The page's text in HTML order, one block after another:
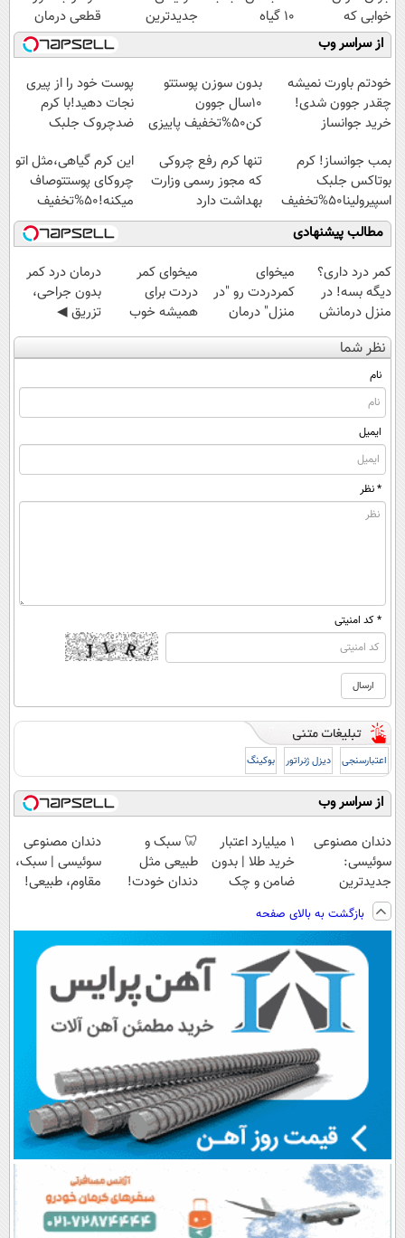
خوابی که
میلیاردر شد.
آموزش رایگان
10 گیاه
موثر(تخفیف تا
امشب)
جدیدترین
فناوری اروپا،
سبک و مقاوم |
پرداخت قسطی
قطعی درمان
کنید!
◗پرسش‌نامه◖
از سراسر وب
خودتم باورت نمیشه
چقدر جوون شدی!
خرید جوانساز
ویژه
بدون سوزن پوستتو
10سال جوون
کن50%تخفیف پاییزی
پوست خود را از پیری
نجات دهید!با کرم
ضدچروک جلبک
بمب جوانساز! کرم
بوتاکس جلبک
اسپیرولینا50%تخفیف
تنها کرم رفع چروکی
که مجوز رسمی وزارت
بهداشت دارد
این کرم گیاهی،مثل اتو
چروکای پوستتوصاف
میکنه!50%تخفیف
مطالب پیشنهادی
کمر درد داری؟
دیگه بسه! در
منزل درمانش
کن
(◀پرسش‌نامه)
میخوای
کمردردت رو "در
منزل" درمان
کنی؟ (◂فیلم +
◂پرسش‌نامه)
میخوای کمر
دردت برای
همیشه خوب
شه؟ ◀
پرسش‌نامه رو پر
درمان درد کمر
بدون جراحی،
تزریق ◀
پرسش‌نامه رو پر
کن ▶
نظر شما
نام
ایمیل
* نظر
* کد امنیتی
اعتبارسنجی دیزل ژنراتور بوکینگ
از سراسر وب
دندان مصنوعی
سوئیسی:
جدیدترین
فناوری اروپا،
سبک و مقاوم |
پرداخت قسطی
۱ میلیارد اعتبار
خرید طلا | بدون
ضامن و چک
🦷 سبک و
طبیعی مثل
دندان خودت!
💳 📍 تهران
دندان مصنوعی
سوئیسی | سبک،
مقاوم، طبیعی!
اقساطی😍
بازگشت به بالای صفحه